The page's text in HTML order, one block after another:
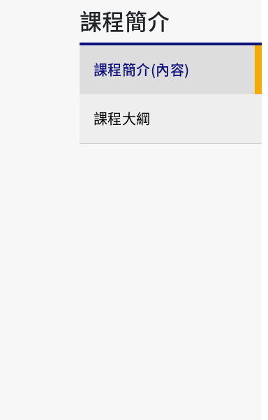
課程簡介
課程簡介(內容)
課程大綱